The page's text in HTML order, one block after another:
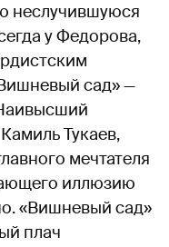
неслучившуюся
у Федорова,
сад» —
Тукаев,
мечтателя
иллюзию
«Вишневый сад»
плач